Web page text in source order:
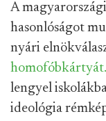
A
hasonlóságot
nyári
homofóbkártyát.
lengyel
ideológia